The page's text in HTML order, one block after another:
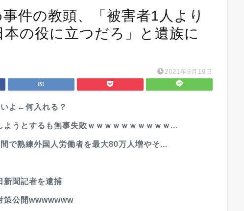
事件の教頭、「被害者1人より
の役に立つだろ」と遺族に
2021年8月19日
よ←何入れる？
ようとするも無事失敗ｗｗｗｗｗｗｗｗｗｗ...
で熟練外国人労働者を最大80万人増やそ...
新聞記者を逮捕
策公開wwwwwww